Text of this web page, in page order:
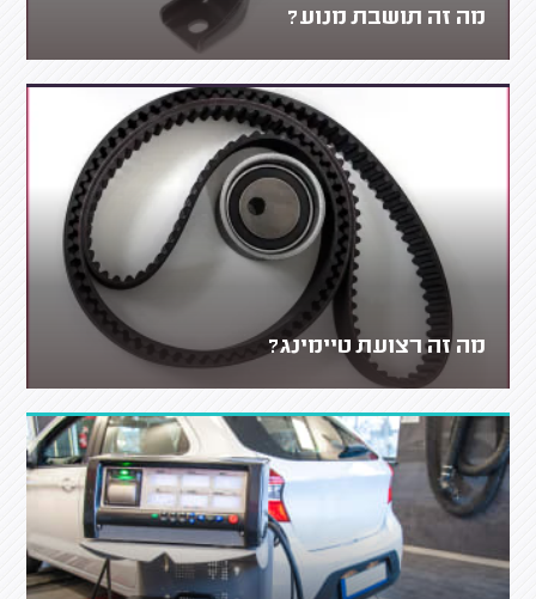
מה זה תושבת מנוע?
מה זה רצועת טיימינג?